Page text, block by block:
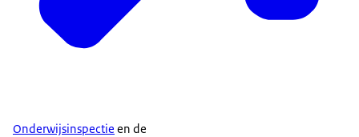
Onderwijsinspectie en de